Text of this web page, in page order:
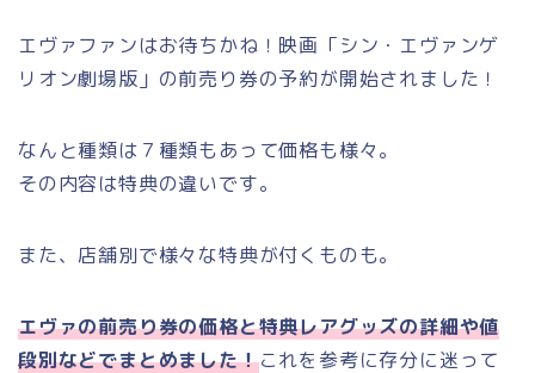
エヴァファンはお待ちかね！映画「シン・エヴァンゲ
リオン劇場版」の前売り券の予約が開始されました！
なんと種類は７種類もあって価格も様々。
その内容は特典の違いです。
また、店舗別で様々な特典が付くものも。
エヴァの前売り券の価格と特典レアグッズの詳細や値
段別などでまとめました！これを参考に存分に迷って